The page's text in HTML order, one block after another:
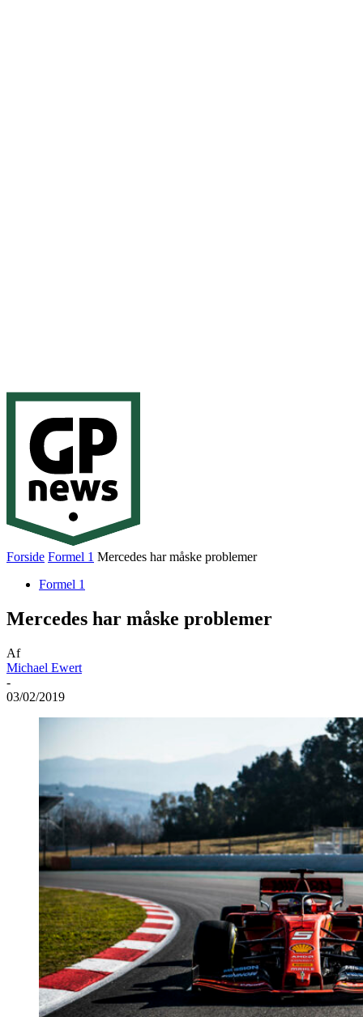
Forside Formel 1 Mercedes har måske problemer
Formel 1
Mercedes har måske problemer
Af
Michael Ewert
-
03/02/2019